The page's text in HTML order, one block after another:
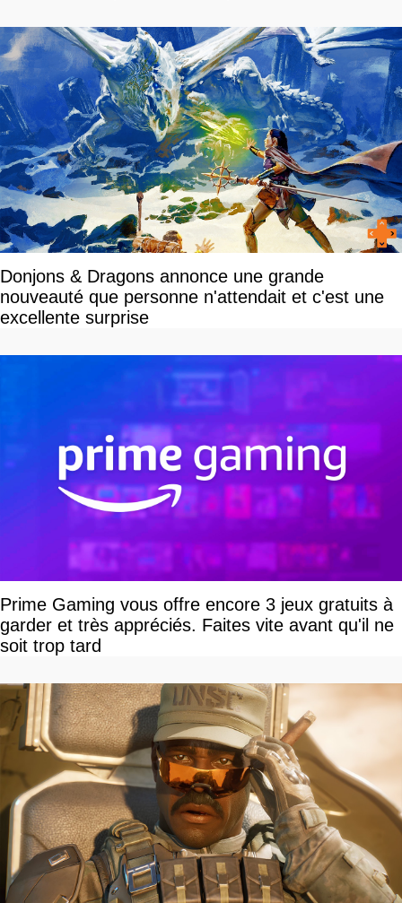
Donjons & Dragons annonce une grande
nouveauté que personne n'attendait et c'est une
excellente surprise
Prime Gaming vous offre encore 3 jeux gratuits à
garder et très appréciés. Faites vite avant qu'il ne
soit trop tard